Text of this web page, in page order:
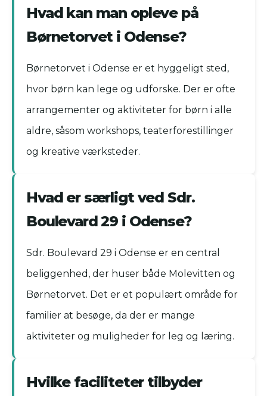
Hvad kan man opleve på
Børnetorvet i Odense?
Børnetorvet i Odense er et hyggeligt sted,
hvor børn kan lege og udforske. Der er ofte
arrangementer og aktiviteter for børn i alle
aldre, såsom workshops, teaterforestillinger
og kreative værksteder.
Hvad er særligt ved Sdr.
Boulevard 29 i Odense?
Sdr. Boulevard 29 i Odense er en central
beliggenhed, der huser både Molevitten og
Børnetorvet. Det er et populært område for
familier at besøge, da der er mange
aktiviteter og muligheder for leg og læring.
Hvilke faciliteter tilbyder